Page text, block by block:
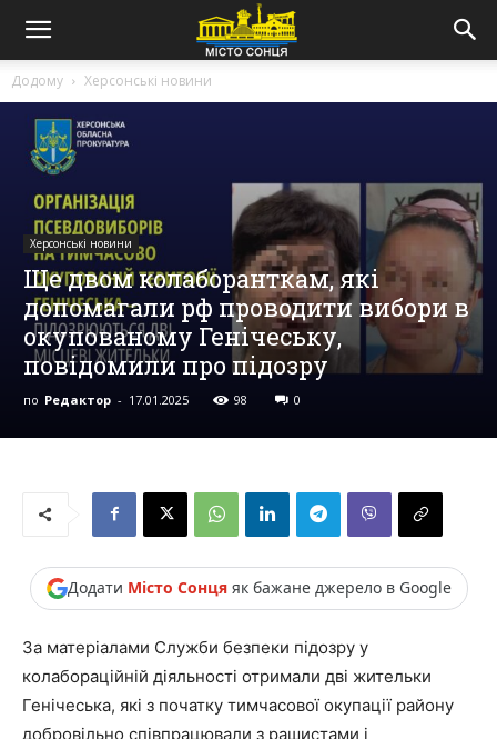
Додому Херсонські новини
Херсонські новини
Ще двом колаборанткам, які
допомагали рф проводити вибори в
окупованому Генічеську,
повідомили про підозру
по Редактор - 17.01.2025 98 0
Додати Місто Сонцяяк бажане джерело в Google
За матеріалами Служби безпеки підозру у
колабораційній діяльності отримали дві жительки
Генічеська, які з початку тимчасової окупації району
добровільно співпрацювали з рашистами і